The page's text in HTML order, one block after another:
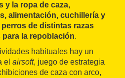
y la ropa de caza,
alimentación, cuchillería y
de distintas razas
la repoblación.
habituales hay un
el airsoft, juego de estrategia
de caza con arco,